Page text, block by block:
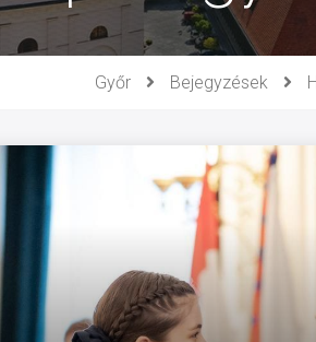
Győr Bejegyzések